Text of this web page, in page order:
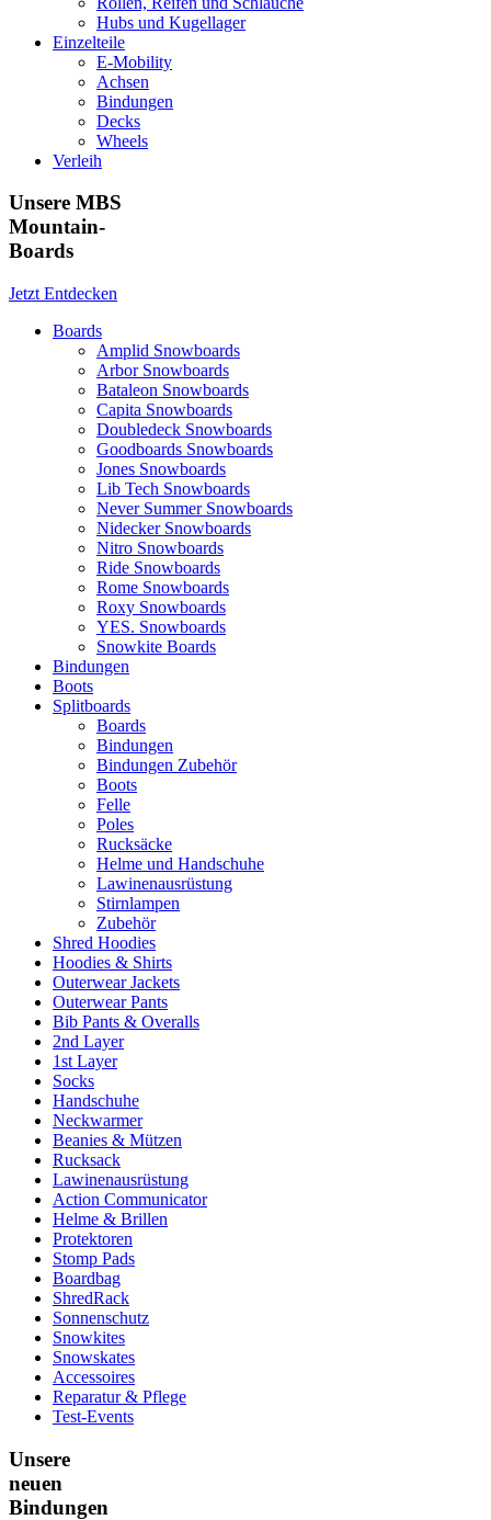
Hubs und Kugellager
Einzelteile
E-Mobility
Achsen
Bindungen
Decks
Wheels
Verleih
Unsere MBS
Mountain-
Boards
Jetzt Entdecken
Boards
Amplid Snowboards
Arbor Snowboards
Bataleon Snowboards
Capita Snowboards
Doubledeck Snowboards
Goodboards Snowboards
Jones Snowboards
Lib Tech Snowboards
Never Summer Snowboards
Nidecker Snowboards
Nitro Snowboards
Ride Snowboards
Rome Snowboards
Roxy Snowboards
YES. Snowboards
Snowkite Boards
Bindungen
Boots
Splitboards
Boards
Bindungen
Bindungen Zubehör
Boots
Felle
Poles
Rucksäcke
Helme und Handschuhe
Lawinenausrüstung
Stirnlampen
Zubehör
Shred Hoodies
Hoodies & Shirts
Outerwear Jackets
Outerwear Pants
Bib Pants & Overalls
2nd Layer
1st Layer
Socks
Handschuhe
Neckwarmer
Beanies & Mützen
Rucksack
Lawinenausrüstung
Action Communicator
Helme & Brillen
Protektoren
Stomp Pads
Boardbag
ShredRack
Sonnenschutz
Snowkites
Snowskates
Accessoires
Reparatur & Pflege
Test-Events
Unsere
neuen
Bindungen